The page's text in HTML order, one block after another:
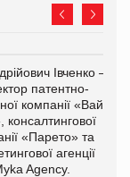
Івченко —
патентно-
компанії «Вайз
консалтингової
«Парето» та
агенції
Agency.